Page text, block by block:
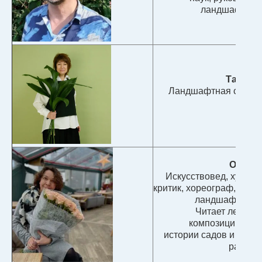
Ландшафтная
Ольга
Искусствовед,
критик, хореограф,
ландшафтный
Читает
композиции в
истории садов и